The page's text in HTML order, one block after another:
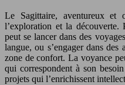
Le Sagittaire, aventureux et
l’exploration et la découverte.
peut se lancer dans des
langue, ou s’engager dans
zone de confort. La voyance
qui correspondent à son
projets qui l’enrichissent